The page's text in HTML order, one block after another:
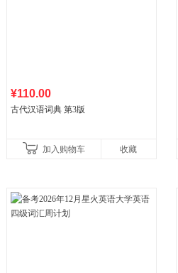
¥110.00
古代汉语词典 第3版
加入购物车 收藏